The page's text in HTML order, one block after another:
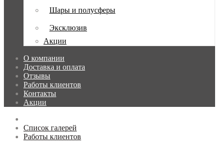
Шары и полусферы
Эксклюзив
Акции
О компании
Доставка и оплата
Отзывы
Работы клиентов
Контакты
Акции
Список галерей
Работы клиентов